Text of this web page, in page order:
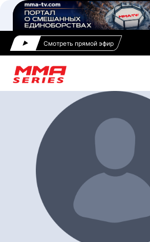
Смотреть прямой эфир